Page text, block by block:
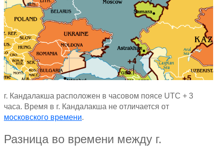
г. Кандалакша расположен в часовом поясе UTC + 3
часа. Время в г. Кандалакша не отличается от
московского времени.
Разница во времени между г.